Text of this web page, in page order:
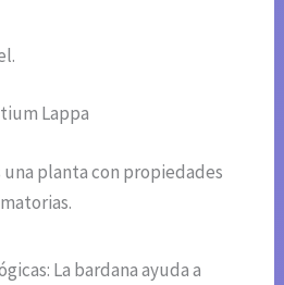
Lappa
una planta con propiedades
La bardana ayuda a